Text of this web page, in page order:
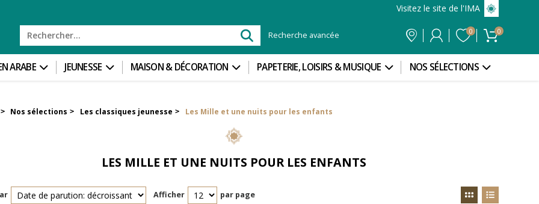
Visitez le site de l'IMA
Recherche avancée 0 0
ARABE JEUNESSE MAISON & DÉCORATION PAPETERIE, LOISIRS & MUSIQUE NOS SÉLECTIONS
> Nos sélections > Les classiques jeunesse > Les Mille et une nuits pour les enfants
LES MILLE ET UNE NUITS POUR LES ENFANTS
Afficher par page